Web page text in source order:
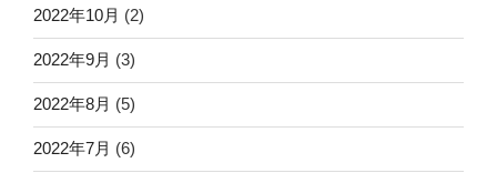
2022年10月 (2)
2022年9月 (3)
2022年8月 (5)
2022年7月 (6)